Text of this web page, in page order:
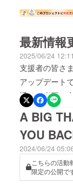
最新情報
2025/06/24 12:11
支援者の皆さ
アップデート
通り、米国の
数であること
プ政権の貿易
際関税問題を
め、生産拠点
移転いたしま
更は米国外の
A BIG
YOU
2024/06/24
こちらの活動
限定の公開で